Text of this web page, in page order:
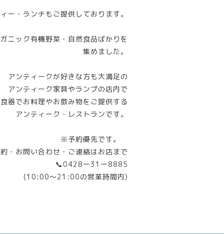
ー・ランチもご提供しております。
ニック有機野菜・自然食品ばかりを
集めました。
アンティークが好きな方も大満足の
アンティーク家具やランプの店内で
器でお料理やお飲み物をご提供する
アンティーク・レストランです。
※予約優先です。
・お問い合わせ・ご連絡はお店まで
📞0428ー31ー8885
(10:00〜21:00の営業時間内)